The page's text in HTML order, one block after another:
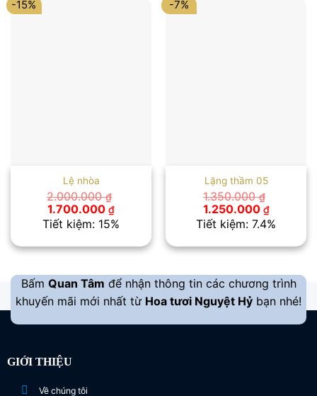
-15%
Lệ nhòa
2.000.000₫
Giá
gốc
là:
1.700.000 ₫Giá
hiện
tại
1.700.000 ₫.
Tiết kiệm: 15%
-7%
Lặng thầm 05
1.350.000₫
Giá
gốc
là:
1.250.000 ₫Giá
hiện
tại
Tiết kiệm: 7.4%
Bấm Quan Tâm để nhận thông tin các chương trình
khuyến mãi mới nhất từ Hoa tươi Nguyệt Hỷ bạn nhé!
GIỚI THIỆU
Về chúng tôi